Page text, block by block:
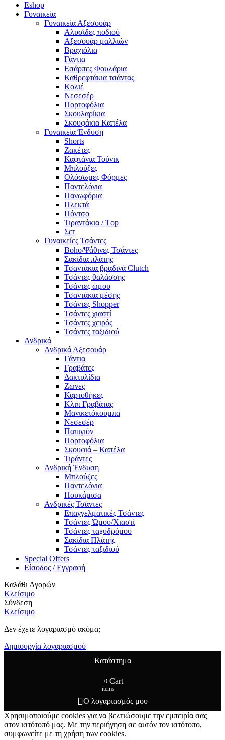
Eshop
Γυναικεία
Γυναικεία Αξεσουάρ
Αλυσίδες ποδιού
Αξεσουάρ μαλλιών
Βραχιόλια
Γάντια
Εσάρπες Φουλάρια
Καθρεφτάκια τσάντας
Κολιέ
Νεσεσέρ
Πορτοφόλια
Σκουλαρίκια
Σκουφάκια Καπέλα
Γυναικεία Ένδυση
Shorts
Ζακέτες
Καφτάνια Τούνικ
Μπλούζες
Ολόσωμες Φόρμες
Παντελόνια
Πανωφόρια
Πλεκτά
Πόντσο
Τιραντάκια / Τop
Σετ
Γυναικείες Τσάντες
Boho/Ψάθινες Τσάντες
Σακίδια πλάτης
Τσαντάκια βραδινά Clutch
Τσάντες θαλάσσης
Τσάντες ώμου
Τσαντάκια μέσης
Τσάντες Shopper
Τσάντες χιαστί
Τσάντες χειρός
Τσάντες ταξιδιού
Ανδρικά
Ανδρικά Αξεσουάρ
Γάντια
Γραβάτες
Δακτυλίδια
Ζώνες
Καρτοθήκες
Κλιπ Γραβάτας
Μανικετόκουμπα
Νεσεσέρ
Παπιγιόν
Πορτοφόλια
Σκουφιά – Καπέλα
Τιράντες
Ανδρική Ένδυση
Μπλούζες
Παντελόνια
Πουκάμισα
Ανδρικές Τσάντες
Επαγγελματικές Τσάντες
Τσάντες Ώμου/Χιαστί
Τσάντες ταχυδρόμου
Σακίδια Πλάτης
Τσάντες ταξιδιού
Special Offers
Είσοδος / Εγγραφή
Καλάθι Αγορών
Κλείσιμο
Σύνδεση
Κλείσιμο
Δεν έχετε λογαριασμό ακόμα;
Δημιουργία λογαριασμού
Κατάστημα
0
items
Cart
Ο λογαριασμός μου
Χρησιμοποιούμε cookies για να βελτιώσουμε την εμπειρία σας
στον ιστότοπό μας. Με την περιήγηση σε αυτόν τον ιστότοπο,
συμφωνείτε με τη χρήση των cookies.